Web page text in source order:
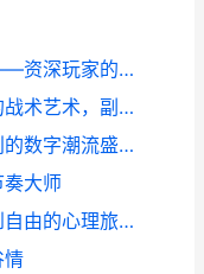
标题：和平精英如何上雨林地图——资深玩家的战术地形解析
**和平精英怎么爬岩，绝壁登顶的战术艺术，副标题，从斜坡到绝壁的战场升华**
和平精英联名都有什么，跨界共创的数字潮流盛宴副标题
大师
**什么可以下和平精英，从规则到自由的心理旅程**
情